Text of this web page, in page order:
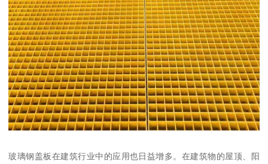
玻璃钢盖板在建筑行业中的应用也日益增多。在建筑物的屋顶、阳